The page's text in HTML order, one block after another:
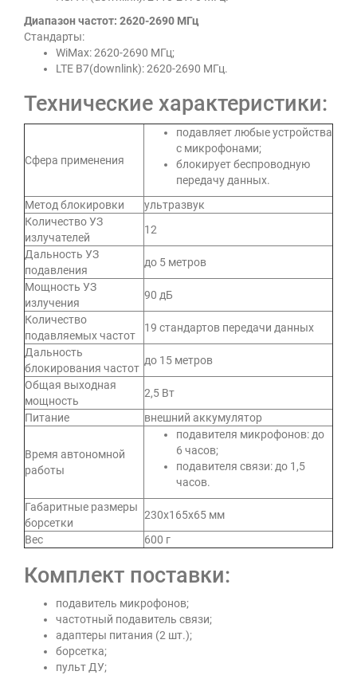
Диапазон частот: 2620-2690 МГц
Стандарты:
WiMax: 2620-2690 МГц;
LTE B7(downlink): 2620-2690 МГц.
Технические характеристики:
Сфера применения
подавляет любые устройства
с микрофонами;
блокирует беспроводную
передачу данных.
Метод блокировки
ультразвук
Количество УЗ
излучателей
12
Дальность УЗ
подавления
до 5 метров
Мощность УЗ
излучения
90 дБ
Количество
подавляемых частот
19 стандартов передачи данных
Дальность
блокирования частот
до 15 метров
Общая выходная
мощность
2,5 Вт
Питание
внешний аккумулятор
Время автономной
работы
подавителя микрофонов: до
6 часов;
подавителя связи: до 1,5
часов.
Габаритные размеры
борсетки
230x165x65 мм
Вес
600 г
Комплект поставки:
подавитель микрофонов;
частотный подавитель связи;
адаптеры питания (2 шт.);
борсетка;
пульт ДУ;